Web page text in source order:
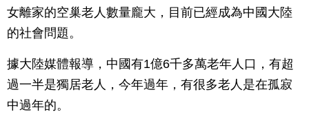
女離家的空巢老人數量龐大，目前已經成為中國大陸
的社會問題。
據大陸媒體報導，中國有1億6千多萬老年人口，有超
過一半是獨居老人，今年過年，有很多老人是在孤寂
中過年的。